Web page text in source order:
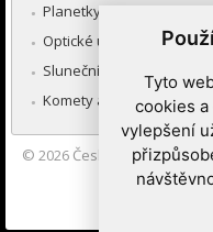
Tyto
cookies
vylepšení
Planetky
Optické úkazy v
Sluneční soustava
Komety a meteory
© 2026 Česká
Brno